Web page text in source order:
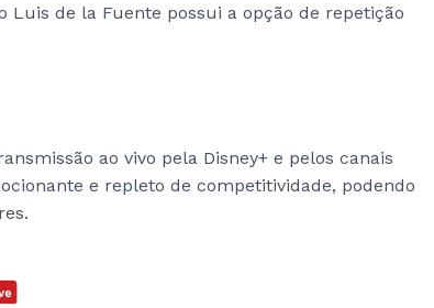
de la Fuente possui a opção de repetição
ao vivo pela Disney+ e pelos canais
e repleto de competitividade, podendo